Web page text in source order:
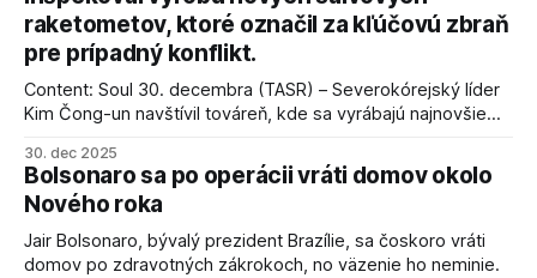
raketometov, ktoré označil za kľúčovú zbraň
pre prípadný konflikt.
Content: Soul 30. decembra (TASR) – Severokórejský líder
Kim Čong-un navštívil továreň, kde sa vyrábajú najnovšie
schopnosti. Informovali o tom štátne médiá KĽDR, na ktoré
sa odvoláva agentúra AFP.
30. dec 2025
Bolsonaro sa po operácii vráti domov okolo
Nového roka
Jair Bolsonaro, bývalý prezident Brazílie, sa čoskoro vráti
domov po zdravotných zákrokoch, no väzenie ho neminie.